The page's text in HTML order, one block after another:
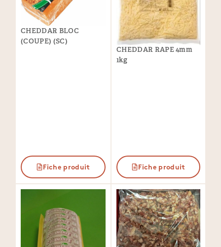
CHEDDAR BLOC
(COUPE) (SC)
Fiche produit
CHEDDAR RAPE 4mm
1kg
Fiche produit